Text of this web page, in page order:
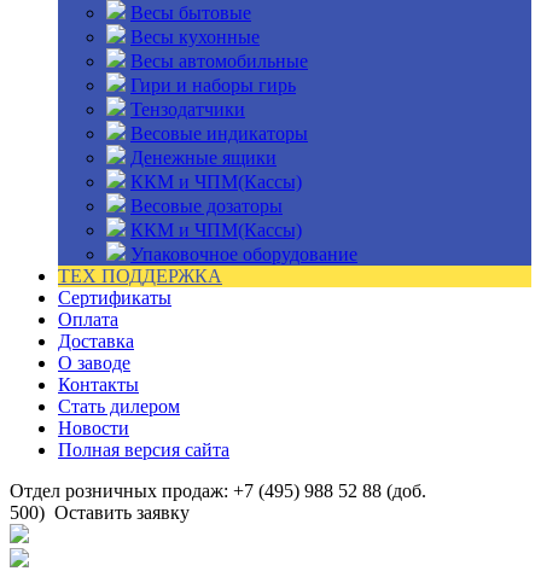
Весы бытовые
Весы кухонные
Весы автомобильные
Гири и наборы гирь
Тензодатчики
Весовые индикаторы
Денежные ящики
ККМ и ЧПМ(Кассы)
Весовые дозаторы
ККМ и ЧПМ(Кассы)
Упаковочное оборудование
ТЕХ ПОДДЕРЖКА
Сертификаты
Оплата
Доставка
О заводе
Контакты
Стать дилером
Новости
Полная версия сайта
Отдел розничных продаж: +7 (495) 988 52 88 (доб.
500) Оставить заявку